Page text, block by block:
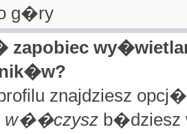
g�ry
zapobiec
znajdziesz
w��czysz b�dziesz